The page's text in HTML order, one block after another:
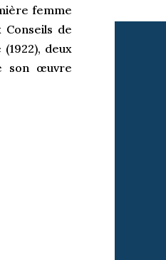
femme
de
deux
son œuvre